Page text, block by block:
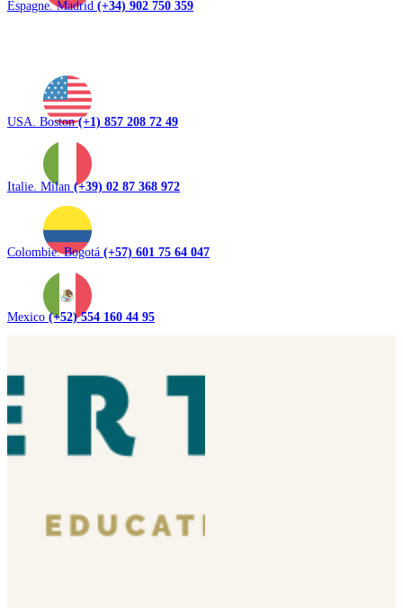
Espagne. Madrid (+34) 902 750 359
USA. Boston(+1) 857 208 72 49
Italie. Milan (+39) 02 87 368 972
Colombie. Bogotá (+57) 601 75 64 047
Mexico (+52) 554 160 44 95